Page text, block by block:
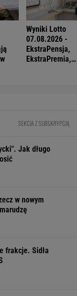
Wyniki Lotto
07.08.2026 -
EkstraPensja,
EkstraPremia,
SEKCJA Z SUBSKRYPCJĄ
Jak długo
w nowym
frakcje. Sidła